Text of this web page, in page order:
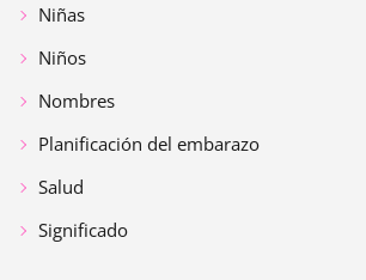
Niñas
Niños
Nombres
Planificación del embarazo
Salud
Significado